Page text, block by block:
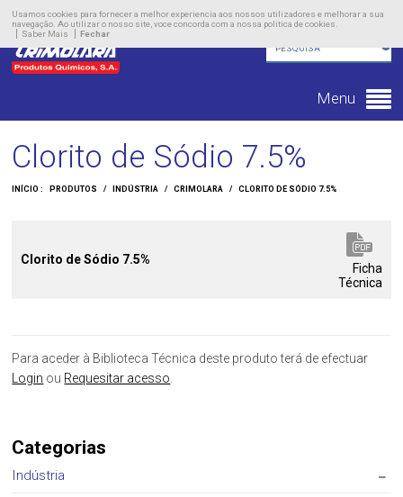
Usamos cookies para fornecer a melhor experiencia aos nossos utilizadores e melhorar a sua
navegação. Ao utilizar o nosso site, voce concorda com a nossa politica de cookies.
Saber Mais
Fechar
Empresa
Produtos
Menu
Clorito de Sódio 7.5%
INÍCIO : PRODUTOS / INDÚSTRIA / CRIMOLARA / CLORITO DE SÓDIO 7.5%
Clorito de Sódio 7.5%
Ficha
Técnica
Para aceder à Biblioteca Técnica deste produto terá de efectuar
Login ou Requesitar acesso
Categorias
Indústria